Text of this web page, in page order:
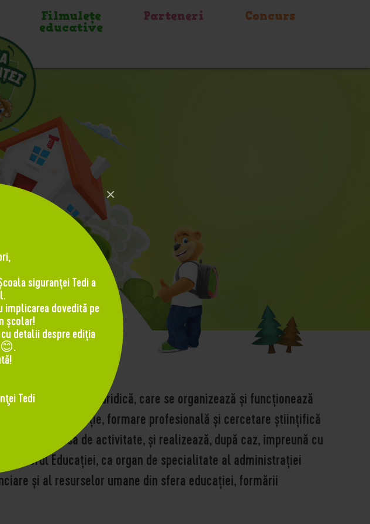
×
siguranței Tedi a
dovedită pe
școlar!
detalii despre ediția
😊.
Tedi
Filmuleţe
educative
Parteneri Concurs
cu personalitate juridică, care se organizează și funcționează
de educație, formare profesională și cercetare științifică
din sfera sa de activitate, și realizează, după caz, împreună cu
Educației, ca organ de specialitate al administrației
și al resurselor umane din sfera educației, formării